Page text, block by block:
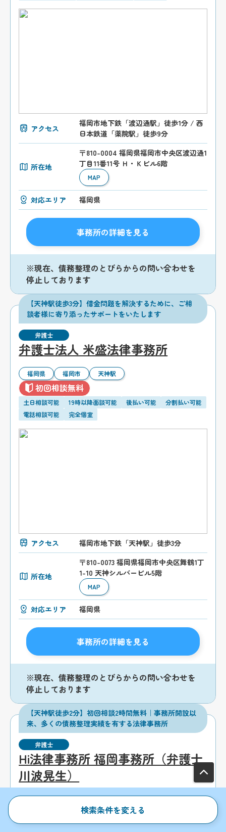
アクセス
福岡市地下鉄「渡辺通駅」徒歩1分 / 西
日本鉄道「薬院駅」徒歩9分
所在地
〒810-0004 福岡県福岡市中央区渡辺通1
丁目11番11号 Ｈ・Ｋビル6階
MAP
対応エリア 福岡県
事務所の詳細を見る
※現在、債務整理のとびらからの問い合わせを
停止しております
【天神駅徒歩3分】借金問題を解決するために、ご相
談者様に寄り添ったサポートをいたします
弁護士
弁護士法人 米盛法律事務所
福岡県 福岡市 天神駅
初回相談無料
土日相談可能 19時以降面談可能 後払い可能
分割払い可能
電話相談可能
完全個室
アクセス 福岡市地下鉄「天神駅」徒歩3分
所在地
〒810-0073 福岡県福岡市中央区舞鶴1丁
1-10 天神シルバービル5階
MAP
対応エリア 福岡県
事務所の詳細を見る
※現在、債務整理のとびらからの問い合わせを
停止しております
【天神駅徒歩2分】初回相談2時間無料｜事務所開設以
来、多くの債務整理実績を有する法律事務所
弁護士
Hi法律事務所 福岡事務所（弁護士
川波晃生）
初回相談無料検索条件を変える